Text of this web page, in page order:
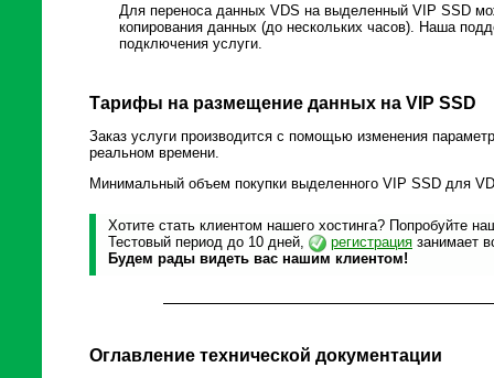
Для переноса данных VDS на выделенный VIP SSD
копирования данных (до нескольких часов). Наша
подключения услуги.
Тарифы на размещение данных на VIP SSD
Заказ услуги производится с помощью изменения
реальном времени.
Минимальный объем покупки выделенного VIP SSD для
Хотите стать клиентом нашего хостинга? Попробуйте
Тестовый период до 10 дней,
регистрация занимает
Будем рады видеть вас нашим клиентом!
Оглавление технической документации